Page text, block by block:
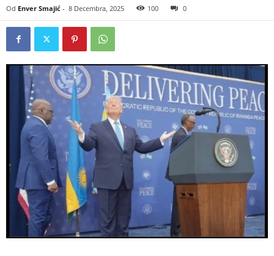
Od Enver Smajić - 8 Decembra, 2025 100 0